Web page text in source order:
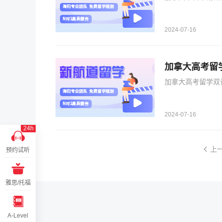
2024-07-16
加拿大高考留
加拿大高考留学双
2024-07-16
上
24h
预约试听
雅思/托福
A-Level